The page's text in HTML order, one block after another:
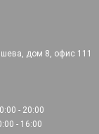
дом 8, офис 111
- 20:00
- 16:00